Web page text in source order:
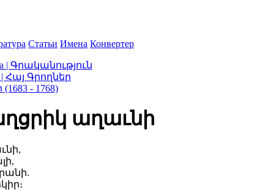
Статьи Имена Конвертер
| Գրականություն
| Հայ Գրողներ
- 1768)
աղաւնի